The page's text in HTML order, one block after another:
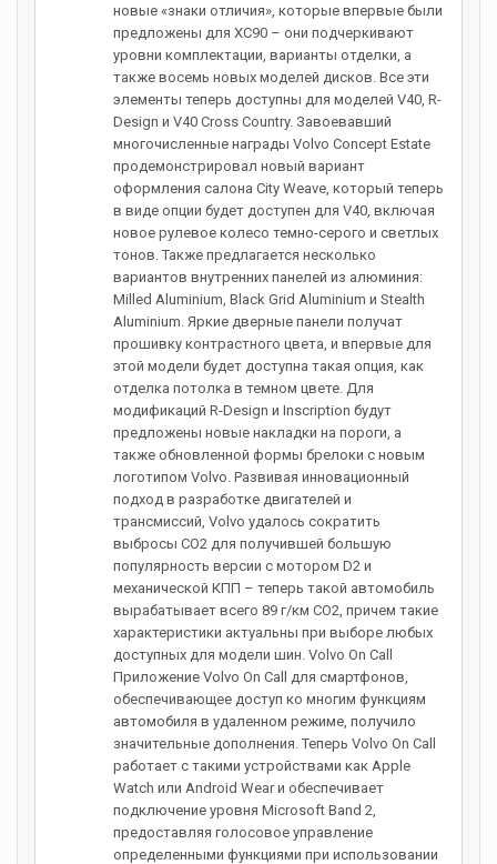
новые «знаки отличия», которые впервые были
предложены для XC90 – они подчеркивают
уровни комплектации, варианты отделки, а
также восемь новых моделей дисков. Все эти
элементы теперь доступны для моделей V40, R-
Design и V40 Cross Country. Завоевавший
многочисленные награды Volvo Concept Estate
продемонстрировал новый вариант
оформления салона City Weave, который теперь
в виде опции будет доступен для V40, включая
новое рулевое колесо темно-серого и светлых
тонов. Также предлагается несколько
вариантов внутренних панелей из алюминия:
Milled Aluminium, Black Grid Aluminium и Stealth
Aluminium. Яркие дверные панели получат
прошивку контрастного цвета, и впервые для
этой модели будет доступна такая опция, как
отделка потолка в темном цвете. Для
модификаций R-Design и Inscription будут
предложены новые накладки на пороги, а
также обновленной формы брелоки с новым
логотипом Volvo. Развивая инновационный
подход в разработке двигателей и
трансмиссий, Volvo удалось сократить
выбросы CO2 для получившей большую
популярность версии с мотором D2 и
механической КПП – теперь такой автомобиль
вырабатывает всего 89 г/км CO2, причем такие
характеристики актуальны при выборе любых
доступных для модели шин. Volvo On Call
Приложение Volvo On Call для смартфонов,
обеспечивающее доступ ко многим функциям
автомобиля в удаленном режиме, получило
значительные дополнения. Теперь Volvo On Call
работает с такими устройствами как Apple
Watch или Android Wear и обеспечивает
подключение уровня Microsoft Band 2,
предоставляя голосовое управление
определенными функциями при использовании